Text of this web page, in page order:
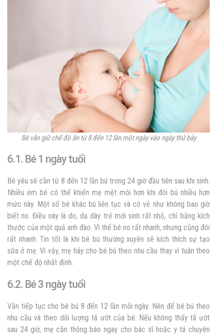
Bé vẫn giữ chế độ ăn từ 8 đến 12 lần một ngày vào ngày thứ bảy
6.1. Bé 1 ngày tuổi
Bé yêu sẽ cần từ 8 đến 12 lần bú trong 24 giờ đầu tiên sau khi sinh.
Nhiều em bé có thể khiến mẹ mệt mỏi hơn khi đòi bú nhiều hơn
mức này. Một số bé khác bú liên tục và có vẻ như không bao giờ
biết no. Điều này là do, dạ dày trẻ mới sinh rất nhỏ, chỉ bằng kích
thước của một quả anh đào. Vì thế bé no rất nhanh, nhưng cũng đói
rất nhanh. Tin tốt là khi bé bú thường xuyên sẽ kích thích sự tạo
sữa ở mẹ. Vì vậy, mẹ hãy cho bé bú theo nhu cầu thay vì tuân theo
một chế độ nhất định.
6.2. Bé 3 ngày tuổi
Vẫn tiếp tục cho bé bú 8 đến 12 lần mỗi ngày. Nên để bé bú theo
nhu cầu và theo dõi lượng tã ướt của bé. Nếu không thấy tã ướt
sau 24 giờ, mẹ cần thông báo ngay cho bác sĩ hoặc y tá chuyên